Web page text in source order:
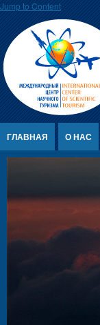
Jump to Content
ГЛАВНАЯ О НАС